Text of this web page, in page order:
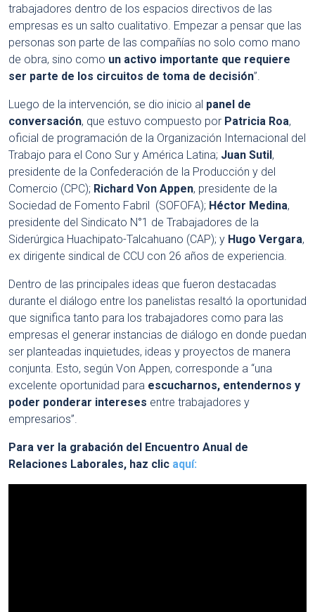
trabajadores dentro de los espacios directivos de las
empresas es un salto cualitativo. Empezar a pensar que las
personas son parte de las compañías no solo como mano
de obra, sino como un activo importante que requiere
ser parte de los circuitos de toma de decisión”.
Luego de la intervención, se dio inicio al panel de
conversación, que estuvo compuesto por Patricia Roa,
oficial de programación de la Organización Internacional del
Trabajo para el Cono Sur y América Latina; Juan Sutil,
presidente de la Confederación de la Producción y del
Comercio (CPC); Richard Von Appen, presidente de la
Sociedad de Fomento Fabril (SOFOFA); Héctor Medina,
presidente del Sindicato N°1 de Trabajadores de la
Siderúrgica Huachipato-Talcahuano (CAP); y Hugo Vergara,
ex dirigente sindical de CCU con 26 años de experiencia.
Dentro de las principales ideas que fueron destacadas
durante el diálogo entre los panelistas resaltó la oportunidad
que significa tanto para los trabajadores como para las
empresas el generar instancias de diálogo en donde puedan
ser planteadas inquietudes, ideas y proyectos de manera
conjunta. Esto, según Von Appen, corresponde a “una
excelente oportunidad para escucharnos, entendernos y
poder ponderar intereses entre trabajadores y
empresarios”.
Para ver la grabación del Encuentro Anual de
Relaciones Laborales, haz clic aquí: